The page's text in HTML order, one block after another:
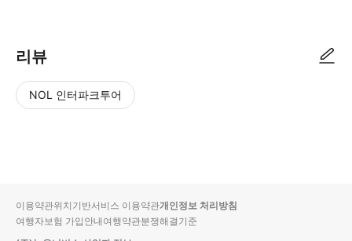
리뷰
NOL 인터파크투어
입니
다.
순
상
이용약관위치기반서비스 이용약관개인정보 처리방침
여행자보험 가입안내여행약관분쟁해결기준